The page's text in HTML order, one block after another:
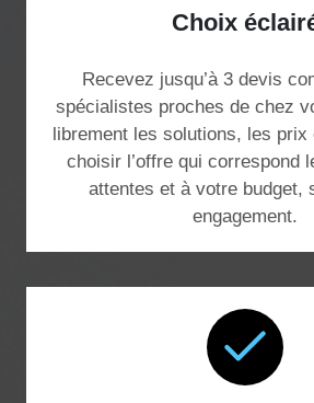
Choix
Recevez jusqu’à 3 devis
spécialistes proches de chez
librement les solutions, les prix
choisir l’offre qui correspond
attentes et à votre budget,
engagement.